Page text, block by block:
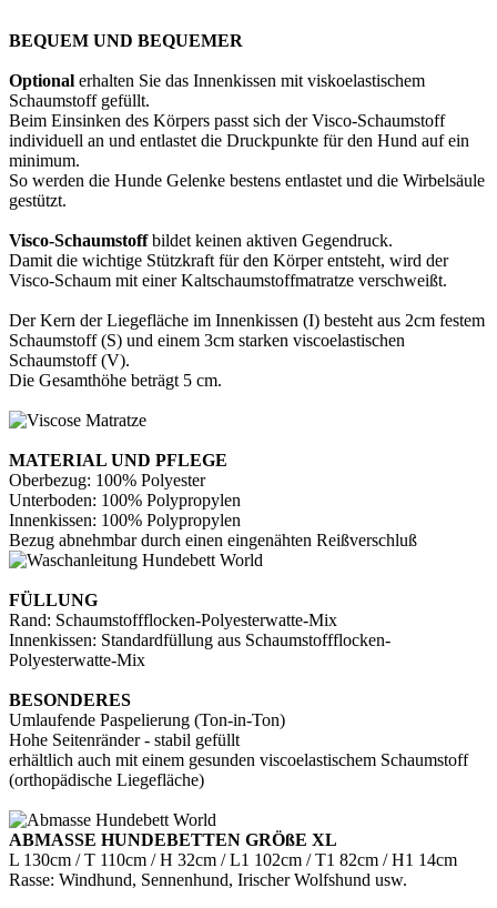
BEQUEM UND BEQUEMER
Optional erhalten Sie das Innenkissen mit viskoelastischem
Schaumstoff gefüllt.
Beim Einsinken des Körpers passt sich der Visco-Schaumstoff
individuell an und entlastet die Druckpunkte für den Hund auf ein
minimum.
So werden die Hunde Gelenke bestens entlastet und die Wirbelsäule
gestützt.
Visco-Schaumstoffbildet keinen aktiven Gegendruck.
Damit die wichtige Stützkraft für den Körper entsteht, wird der
Visco-Schaum mit einer Kaltschaumstoffmatratze verschweißt.
Der Kern der Liegefläche im Innenkissen (I) besteht aus 2cm festem
Schaumstoff (S) und einem 3cm starken viscoelastischen
Schaumstoff (V).
Die Gesamthöhe beträgt 5 cm.
MATERIAL UND PFLEGE
Oberbezug: 100% Polyester
Unterboden: 100% Polypropylen
Innenkissen: 100% Polypropylen
Bezug abnehmbar durch einen eingenähten Reißverschluß
FÜLLUNG
Rand: Schaumstoffflocken-Polyesterwatte-Mix
Innenkissen: Standardfüllung aus Schaumstoffflocken-
Polyesterwatte-Mix
BESONDERES
Umlaufende Paspelierung (Ton-in-Ton)
Hohe Seitenränder - stabil gefüllt
erhältlich auch mit einem gesunden viscoelastischem Schaumstoff
(orthopädische Liegefläche)
ABMASSE HUNDEBETTEN GRÖßE XL
L 130cm / T 110cm / H 32cm / L1 102cm / T1 82cm / H1 14cm
Rasse: Windhund, Sennenhund, Irischer Wolfshund usw.